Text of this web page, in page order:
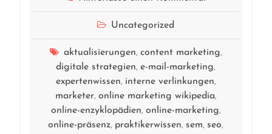
Uncategorized
aktualisierungen, content marketing,
digitale strategien,e-mail-marketing,
expertenwissen, interne verlinkungen,
marketer, online marketing wikipedia,
online-enzyklopädien, online-marketing,
online-präsenz, praktikerwissen, sem, seo,